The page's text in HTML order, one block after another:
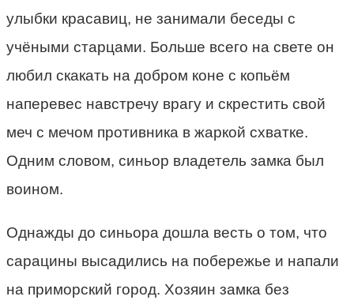
улыбки красавиц, не занимали беседы с
учёными старцами. Больше всего на свете он
любил скакать на добром коне с копьём
наперевес навстречу врагу и скрестить свой
меч с мечом противника в жаркой схватке.
Одним словом, синьор владетель замка был
воином.
Однажды до синьора дошла весть о том, что
сарацины высадились на побережье и напали
на приморский город. Хозяин замка без